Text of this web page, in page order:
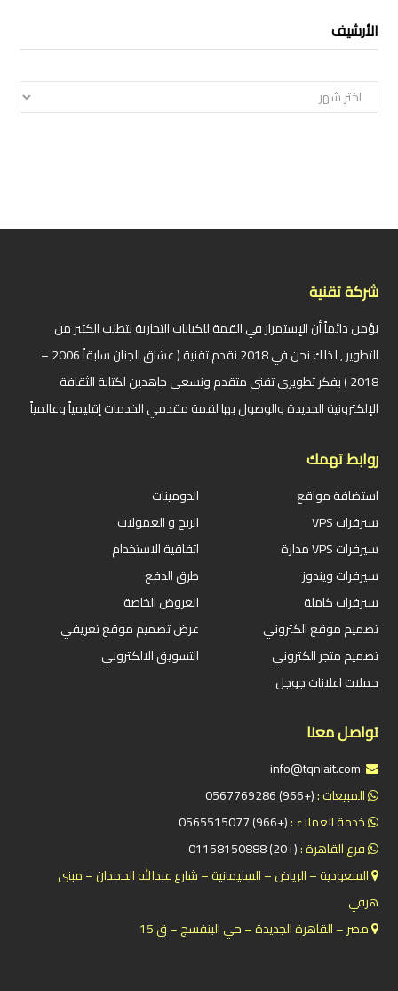
الأرشيف
الأرشيف
شركة تقنية
نؤمن دائماً أن الإستمرار في القمة للكيانات التجارية يتطلب الكثير من
التطوير , لذلك نحن في 2018 نقدم تقنية ( عشاق الجنان سابقاً 2006 –
2018 ) بفكر تطويري تقني متقدم ونسعى جاهدين لكتابة الثقافة
الإلكترونية الجديدة والوصول بها لقمة مقدمي الخدمات إقليمياً وعالمياً
روابط تهمك
استضافة مواقع
سيرفرات VPS
سيرفرات VPS مدارة
سيرفرات ويندوز
سيرفرات كاملة
تصميم موقع الكتروني
تصميم متجر الكتروني
حملات اعلانات جوجل
الدومينات
الربح و العمولات
اتفاقية الاستخدام
طرق الدفع
العروض الخاصة
عرض تصميم موقع تعريفي
التسويق الالكتروني
تواصل معنا
المبيعات :(+966) 0567769286
خدمة العملاء :(+966) 0565515077
فرع القاهرة :(+20) 01158150888
السعودية – الرياض – السليمانية – شارع عبدالله الحمدان – مبنى
هرفي
مصر – القاهرة الجديدة – حي البنفسج – ق 15